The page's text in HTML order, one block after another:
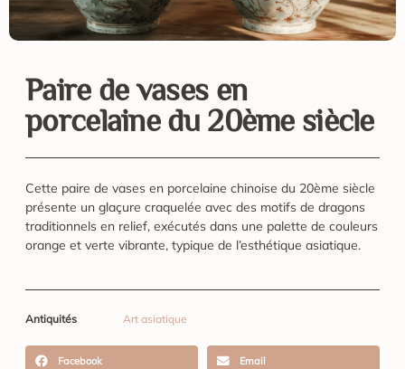
Paire de vases en
porcelaine du 20ème siècle
Cette paire de vases en porcelaine chinoise du 20ème siècle
présente un glaçure craquelée avec des motifs de dragons
traditionnels en relief, exécutés dans une palette de couleurs
orange et verte vibrante, typique de l’esthétique asiatique.
Antiquités Art asiatique
Facebook Email